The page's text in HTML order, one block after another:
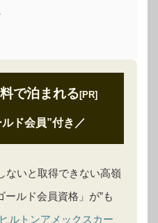
で泊まれる[PR]
ド会員”付き ／
ないと取得できない高嶺
ルド会員資格」が”も
ルトンアメックスカー